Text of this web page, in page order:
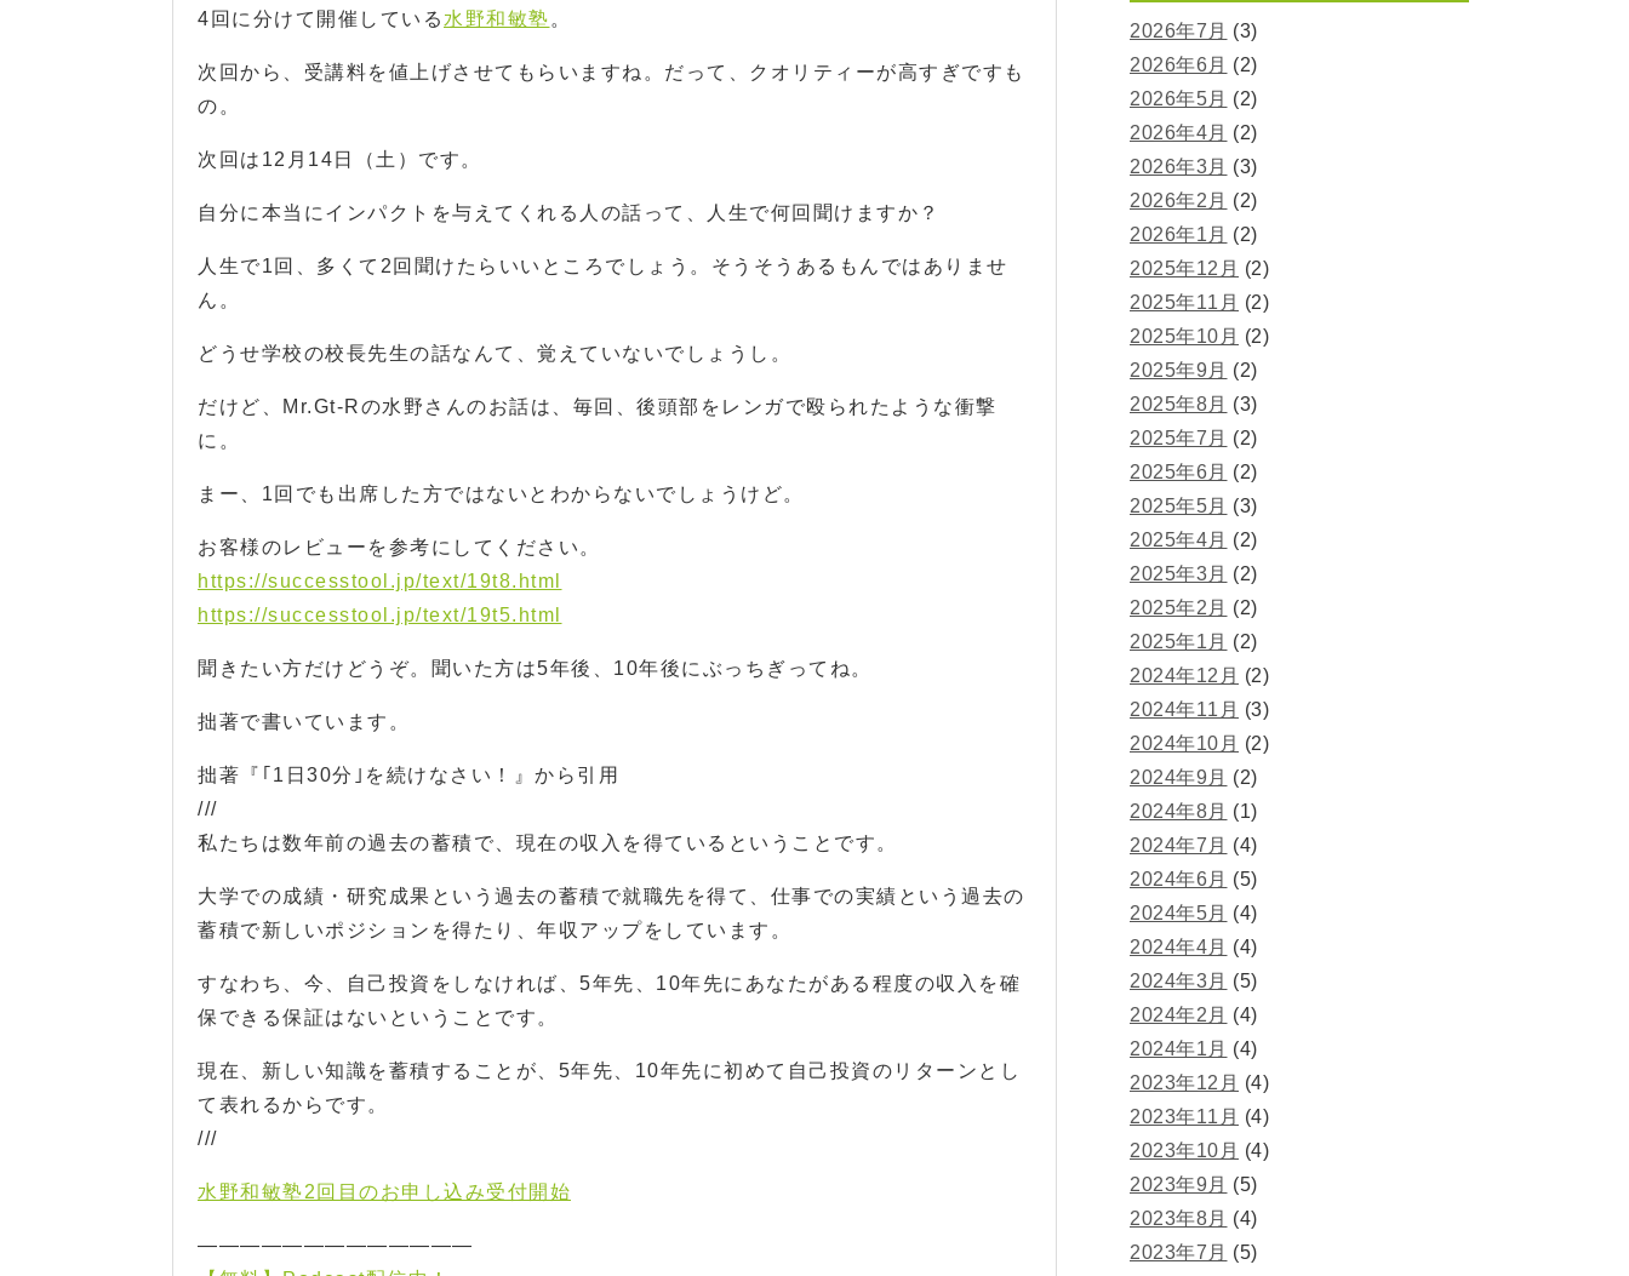
4回に分けて開催している 水野和敏塾 。
次回から、受講料を値上げさせてもらいますね。だって、クオリティーが高すぎですも
の。
次回は12月14日（土）です。
自分に本当にインパクトを与えてくれる人の話って、人生で何回聞けますか？
人生で1回、多くて2回聞けたらいいところでしょう。そうそうあるもんではありませ
ん。
どうせ学校の校長先生の話なんて、覚えていないでしょうし。
だけど、Mr.Gt-Rの水野さんのお話は、毎回、後頭部をレンガで殴られたような衝撃
に。
まー、1回でも出席した方ではないとわからないでしょうけど。
お客様のレビューを参考にしてください。
https://successtool.jp/text/19t8.html
https://successtool.jp/text/19t5.html
聞きたい方だけどうぞ。聞いた方は5年後、10年後にぶっちぎってね。
拙著で書いています。
拙著『｢1日30分｣を続けなさい！』から引用
///
私たちは数年前の過去の蓄積で、現在の収入を得ているということです。
大学での成績・研究成果という過去の蓄積で就職先を得て、仕事での実績という過去の
蓄積で新しいポジションを得たり、年収アップをしています。
すなわち、今、自己投資をしなければ、5年先、10年先にあなたがある程度の収入を確
保できる保証はないということです。
現在、新しい知識を蓄積することが、5年先、10年先に初めて自己投資のリターンとし
て表れるからです。
///
水野和敏塾2回目のお申し込み受付開始
—————————————
2026年7月 (3)
2026年6月 (2)
2026年5月 (2)
2026年4月 (2)
2026年3月 (3)
2026年2月 (2)
2026年1月 (2)
2025年12月 (2)
2025年11月 (2)
2025年10月 (2)
2025年9月 (2)
2025年8月 (3)
2025年7月 (2)
2025年6月 (2)
2025年5月 (3)
2025年4月 (2)
2025年3月 (2)
2025年2月 (2)
2025年1月 (2)
2024年12月 (2)
2024年11月 (3)
2024年10月 (2)
2024年9月 (2)
2024年8月 (1)
2024年7月 (4)
2024年6月 (5)
2024年5月 (4)
2024年4月 (4)
2024年3月 (5)
2024年2月 (4)
2024年1月 (4)
2023年12月 (4)
2023年11月 (4)
2023年10月 (4)
2023年9月 (5)
2023年8月 (4)
2023年7月 (5)